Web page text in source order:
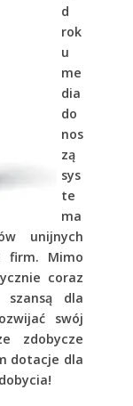
d
rok
u
me
dia
do
nos
zą
sys
te
ma
unijnych
firm. Mimo
coraz
dla
swój
zdobycze
dotacje dla